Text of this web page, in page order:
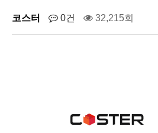
코스터 0건 32,215회